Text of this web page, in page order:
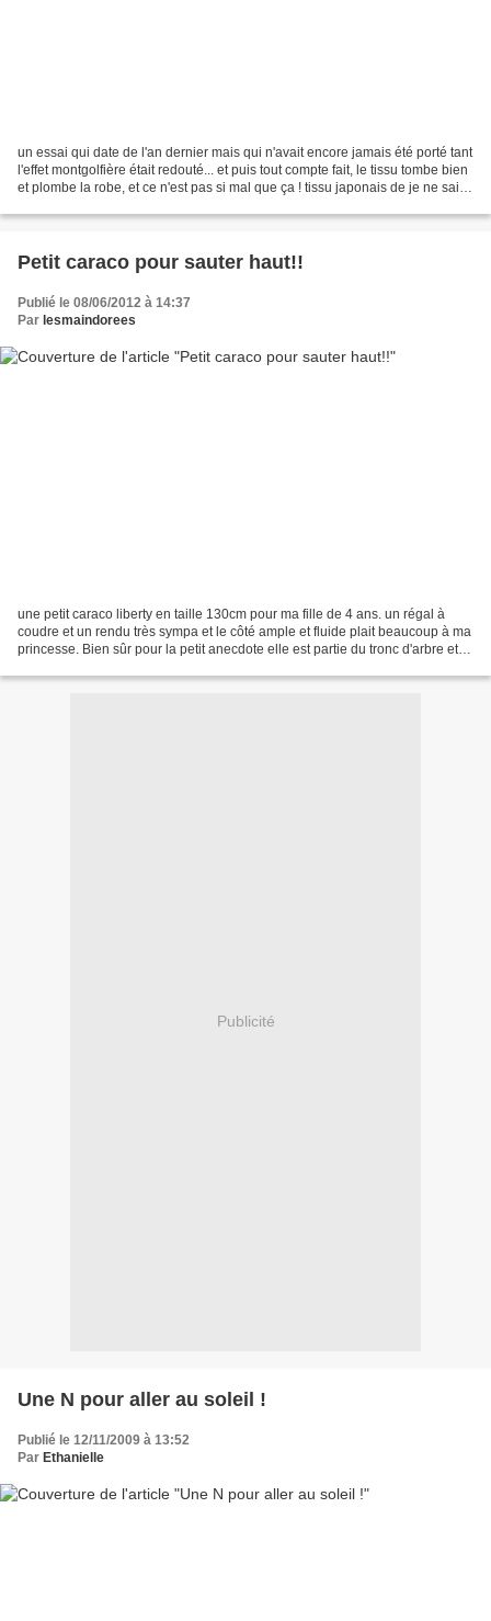
un essai qui date de l'an dernier mais qui n'avait encore jamais été porté tant
l'effet montgolfière était redouté... et puis tout compte fait, le tissu tombe bien
et plombe la robe, et ce n'est pas si mal que ça ! tissu japonais de je ne sais
Petit caraco pour sauter haut!!
Publié le 08/06/2012 à 14:37
Par lesmaindorees
une petit caraco liberty en taille 130cm pour ma fille de 4 ans. un régal à
coudre et un rendu très sympa et le côté ample et fluide plait beaucoup à ma
princesse. Bien sûr pour la petit anecdote elle est partie du tronc d'arbre et a
Publicité
Une N pour aller au soleil !
Publié le 12/11/2009 à 13:52
Par Ethanielle